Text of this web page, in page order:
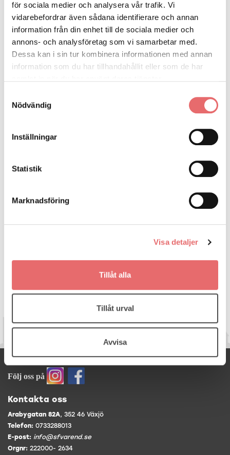
för sociala medier och analysera vår trafik. Vi
vidarebefordrar även sådana identifierare och annan
information från din enhet till de sociala medier och
annons- och analysföretag som vi samarbetar med.
Dessa kan i sin tur kombinera informationen med annan
information som du har tillhandahållit eller som de har
Nödvändig
Inställningar
Statistik
Marknadsföring
Visa detaljer
Tillåt alla
Tillåt urval
Avvisa
och nedan kan ni se bildspelet:
Samordningsförbundet Värend
Följ oss på
Kontakta oss
Arabygatan 82A, 352 46 Växjö
Telefon: 0733288013
E-post: info@sfvarend.se
Orgnr: 222000- 2634